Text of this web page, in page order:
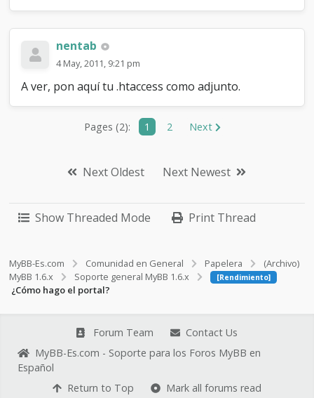
nentab
4 May, 2011, 9:21 pm
A ver, pon aquí tu .htaccess como adjunto.
Pages (2): 1 2 Next
Next Oldest Next Newest
Show Threaded Mode Print Thread
MyBB-Es.com Comunidad en General Papelera
(Archivo)
MyBB 1.6.x
Soporte general MyBB 1.6.x [Rendimiento]
¿Cómo hago el portal?
Forum Team
Contact Us
MyBB-Es.com - Soporte para los Foros MyBB en
Español
Return to Top
Mark all forums read